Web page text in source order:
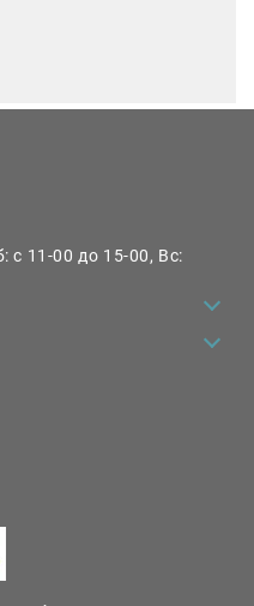
с 11-00 до 15-00, Вс: